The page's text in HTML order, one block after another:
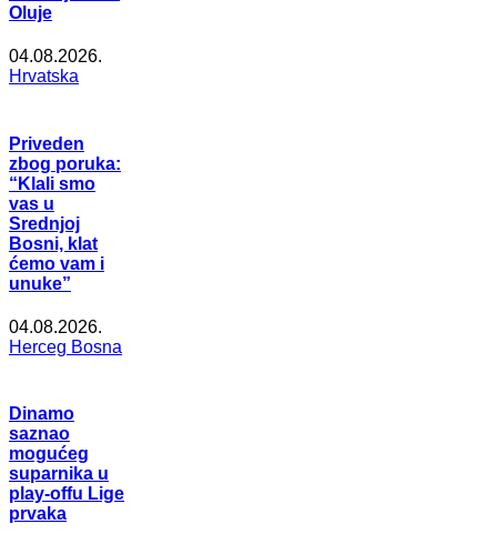
Oluje
04.08.2026.
Hrvatska
Priveden
zbog poruka:
“Klali smo
vas u
Srednjoj
Bosni, klat
ćemo vam i
unuke”
04.08.2026.
Herceg Bosna
Dinamo
saznao
mogućeg
suparnika u
play-offu Lige
prvaka